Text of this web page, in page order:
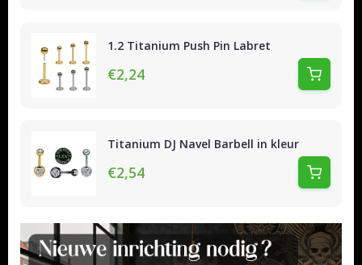
1.2 Titanium Push Pin Labret
€2,24
Titanium DJ Navel Barbell in kleur
€2,54